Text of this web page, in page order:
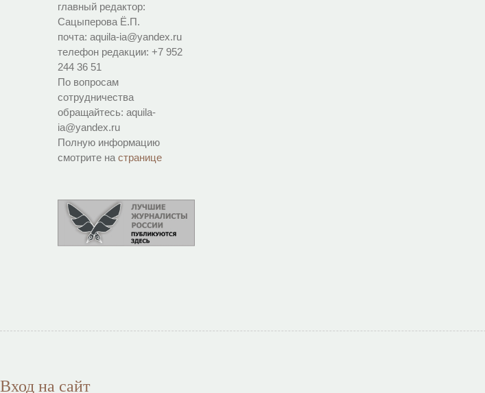
главный редактор:
Сацыперова Ё.П.
почта: aquila-ia@yandex.ru
телефон редакции: +7 952
244 36 51
По вопросам
сотрудничества
обращайтесь: aquila-
ia@yandex.ru
Полную информацию
смотрите настранице
Вход на сайт